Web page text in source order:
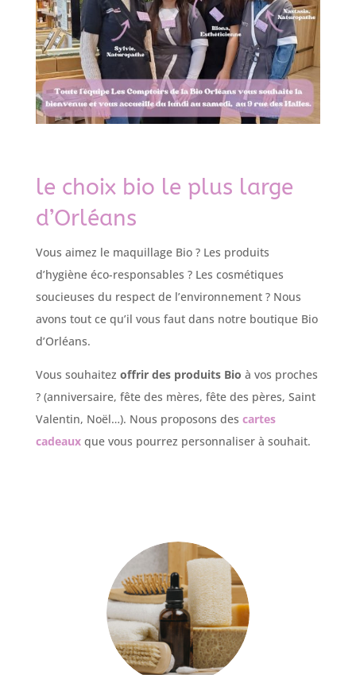
le choix bio le plus large
d’Orléans
Vous aimez le maquillage Bio ? Les produits
d’hygiène éco-responsables ? Les cosmétiques
soucieuses du respect de l’environnement ? Nous
avons tout ce qu’il vous faut dans notre boutique Bio
d’Orléans.
Vous souhaitez offrir des produits Bio à vos proches
? (anniversaire, fête des mères, fête des pères, Saint
Valentin, Noël…). Nous proposons des cartes
cadeauxque vous pourrez personnaliser à souhait.